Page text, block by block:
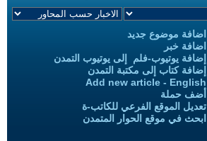
اضافة موضوع جديد
اضافة خبر
إضافة يوتيوب-فلم إلى يوتيوب التمدن
إضافة كتاب إلى مكتبة التمدن
Add new article - English
أضف حملة
تعديل الموقع الفرعي للكاتب-ة
ابحث في موقع الحوار المتمدن